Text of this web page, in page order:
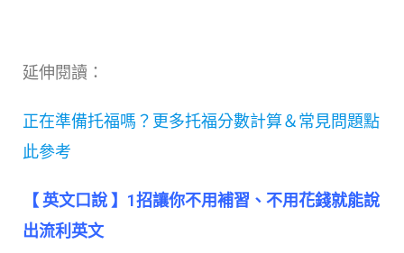
延伸閱讀：
正在準備托福嗎？更多托福分數計算＆常見問題點
此參考
【 英文口說 】1招讓你不用補習、不用花錢就能說
出流利英文